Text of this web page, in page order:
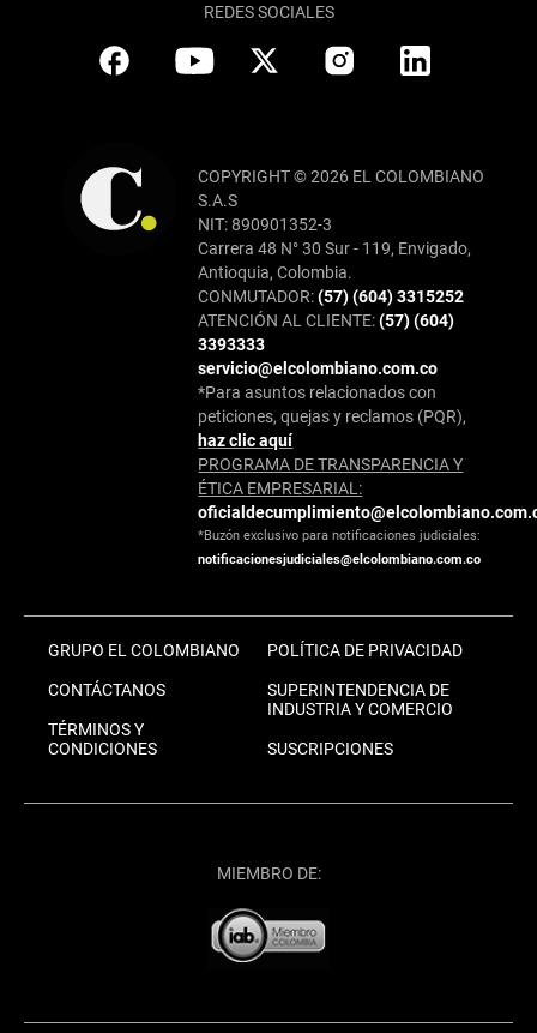
REDES SOCIALES
COPYRIGHT © 2026 EL COLOMBIANO
S.A.S
NIT: 890901352-3
Carrera 48 N° 30 Sur - 119, Envigado,
Antioquia, Colombia.
CONMUTADOR:(57) (604) 3315252
ATENCIÓN AL CLIENTE:(57) (604)
3393333
servicio@elcolombiano.com.co
*Para asuntos relacionados con
peticiones, quejas y reclamos (PQR),
haz clic aquí
PROGRAMA DE TRANSPARENCIA Y
ÉTICA EMPRESARIAL:
*Buzón exclusivo para notificaciones judiciales:
notificacionesjudiciales@elcolombiano.com.co
GRUPO EL COLOMBIANO
CONTÁCTANOS
TÉRMINOS Y
CONDICIONES
POLÍTICA DE PRIVACIDAD
SUPERINTENDENCIA DE
INDUSTRIA Y COMERCIO
SUSCRIPCIONES
MIEMBRO DE: